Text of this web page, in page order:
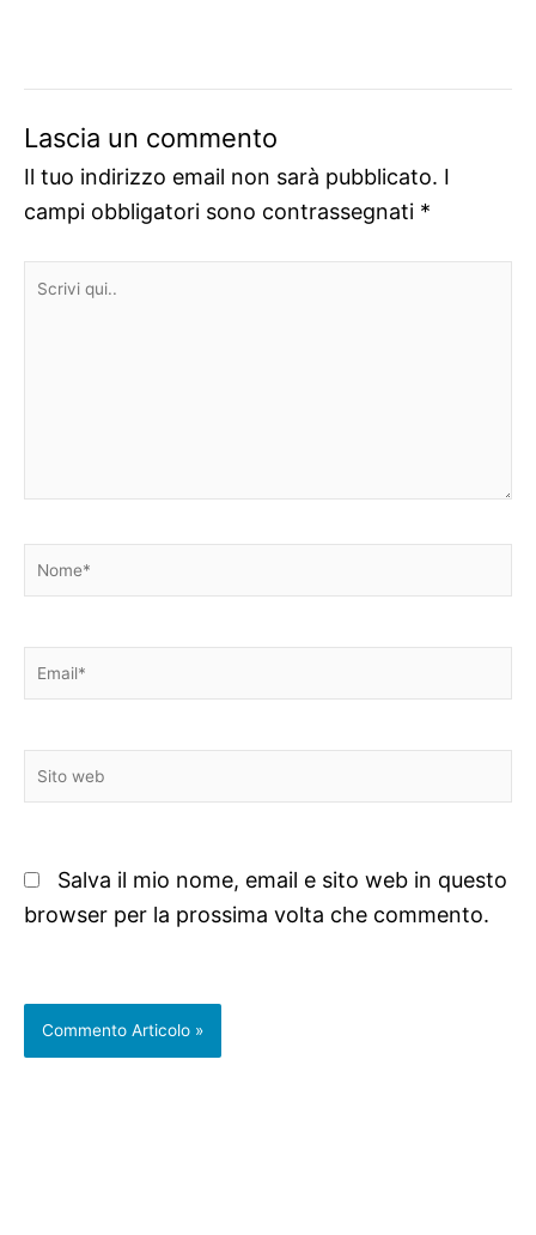
Lascia un commento
Il tuo indirizzo email non sarà pubblicato. I
campi obbligatori sono contrassegnati *
Scrivi
Nome*
Email*
Sito
web
Salva il mio nome, email e sito web in questo
browser per la prossima volta che commento.